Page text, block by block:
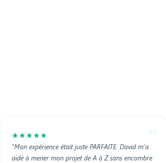
"
★★★★★
"Mon expérience était juste PARFAITE. David m'a
aidé à mener mon projet de A à Z sans encombre